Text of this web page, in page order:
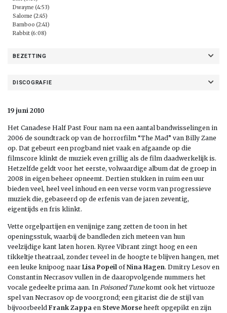
Dwayne (4:53)
Salome (2:45)
Bamboo (2:41)
Rabbit (6:08)
BEZETTING
DISCOGRAFIE
19 juni 2010
Het Canadese Half Past Four nam na een aantal bandwisselingen in
2006 de soundtrack op van de horrorfilm “The Mad” van Billy Zane
op. Dat gebeurt een progband niet vaak en afgaande op die
filmscore klinkt de muziek even grillig als de film daadwerkelijk is.
Hetzelfde geldt voor het eerste, volwaardige album dat de groep in
2008 in eigen beheer opneemt. Dertien stukken in ruim een uur
bieden veel, heel veel inhoud en een verse vorm van progressieve
muziek die, gebaseerd op de erfenis van de jaren zeventig,
eigentijds en fris klinkt.
Vette orgelpartijen en venijnige zang zetten de toon in het
openingsstuk, waarbij de bandleden zich meteen van hun
veelzijdige kant laten horen. Kyree Vibrant zingt hoog en een
tikkeltje theatraal, zonder teveel in de hoogte te blijven hangen, met
een leuke knipoog naar Lisa Popeil ofNina Hagen. Dmitry Lesov en
Constantin Necrasov vullen in de daaropvolgende nummers het
vocale gedeelte prima aan. In Poisoned Tunekomt ook het virtuoze
spel van Necrasov op de voorgrond; een gitarist die de stijl van
bijvoorbeeld Frank Zappa en Steve Morse heeft opgepikt en zijn